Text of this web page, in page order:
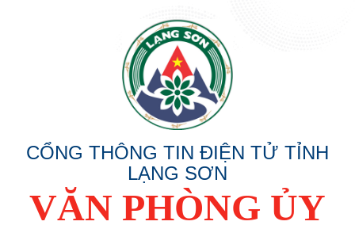
CỔNG THÔNG TIN ĐIỆN TỬ TỈNH
LẠNG SƠN
VĂN PHÒNG ỦY